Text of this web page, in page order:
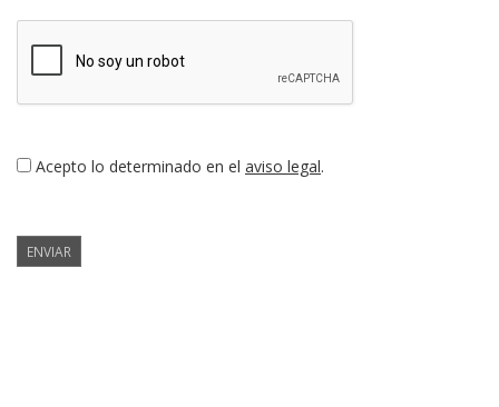
Acepto lo determinado en el aviso legal.
ENVIAR